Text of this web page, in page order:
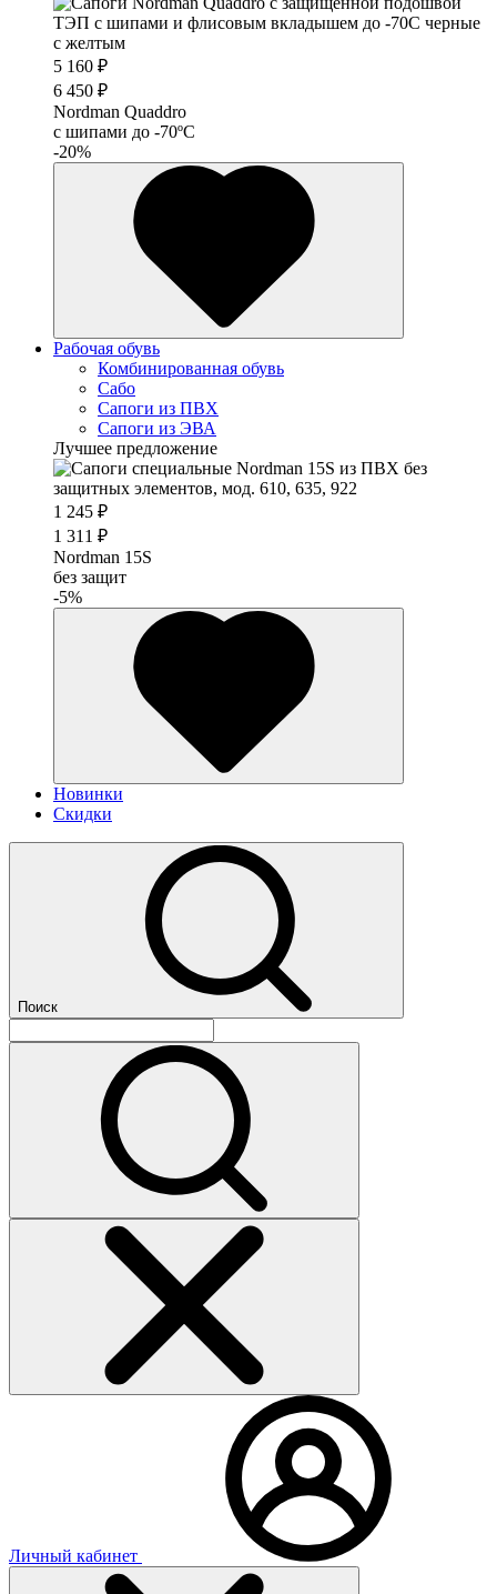
5 160 ₽
6 450 ₽
Nordman Quaddro
с шипами до -70ºС
-20%
Рабочая обувь
Комбинированная обувь
Сабо
Сапоги из ПВХ
Сапоги из ЭВА
Лучшее предложение
1 245 ₽
1 311 ₽
Nordman 15S
без защит
-5%
Новинки
Скидки
Поиск
Личный кабинет